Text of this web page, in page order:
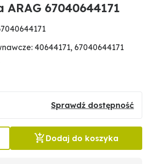
ARAG 67040644171
40644171, 67040644171
Sprawdź dostępność
Dodaj do koszyka